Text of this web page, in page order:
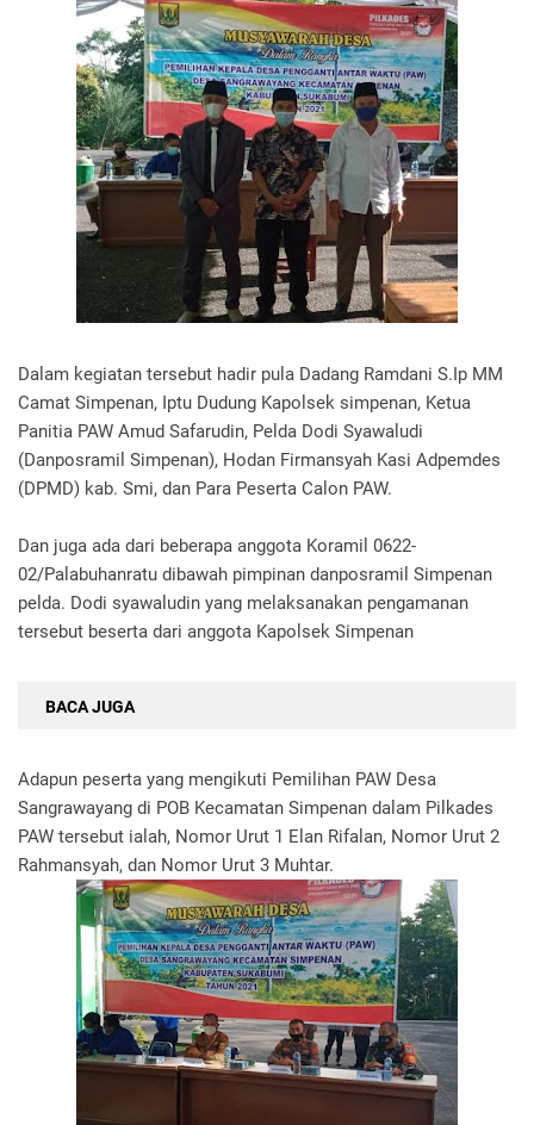
Dalam kegiatan tersebut hadir pula Dadang Ramdani S.Ip MM
Camat Simpenan, Iptu Dudung Kapolsek simpenan, Ketua
Panitia PAW Amud Safarudin, Pelda Dodi Syawaludi
(Danposramil Simpenan), Hodan Firmansyah Kasi Adpemdes
(DPMD) kab. Smi, dan Para Peserta Calon PAW.
Dan juga ada dari beberapa anggota Koramil 0622-
02/Palabuhanratu dibawah pimpinan danposramil Simpenan
pelda. Dodi syawaludin yang melaksanakan pengamanan
tersebut beserta dari anggota Kapolsek Simpenan
BACA JUGA
Adapun peserta yang mengikuti Pemilihan PAW Desa
Sangrawayang di POB Kecamatan Simpenan dalam Pilkades
PAW tersebut ialah, Nomor Urut 1 Elan Rifalan, Nomor Urut 2
Rahmansyah, dan Nomor Urut 3 Muhtar.